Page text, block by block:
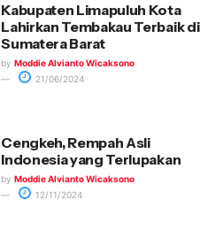
Kabupaten Limapuluh Kota
Lahirkan Tembakau Terbaik di
Sumatera Barat
by Moddie Alvianto Wicaksono
21/06/2024
Cengkeh, Rempah Asli
Indonesia yang Terlupakan
by Moddie Alvianto Wicaksono
12/11/2024